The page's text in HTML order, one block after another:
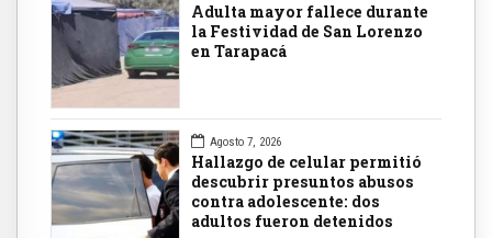
Adulta mayor fallece durante
la Festividad de San Lorenzo
en Tarapacá
Agosto 7, 2026
Hallazgo de celular permitió
descubrir presuntos abusos
contra adolescente: dos
adultos fueron detenidos